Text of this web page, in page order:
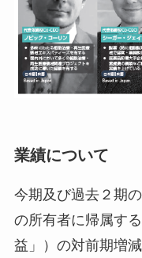
業績について
今期及び過去２期
の所有者に帰属す
益」）の対前期増